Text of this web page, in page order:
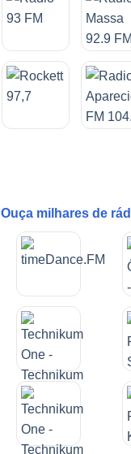
Ouça milhares de